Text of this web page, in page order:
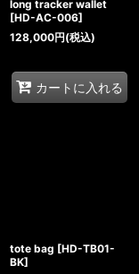
long tracker wallet
[HD-AC-006]
128,000円(税込)
カートに入れる
tote bag [HD-TB01-
BK]